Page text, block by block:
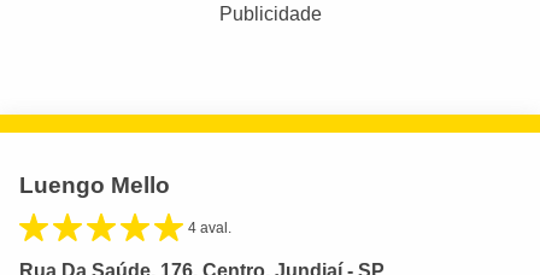
Publicidade
Luengo Mello
4 aval.
Rua Da Saúde, 176, Centro, Jundiaí - SP